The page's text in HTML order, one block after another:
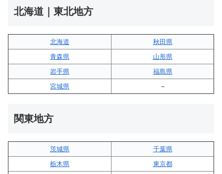
北海道｜東北地方
北海道
秋田県
青森県
山形県
岩手県
福島県
宮城県
–
関東地方
茨城県
千葉県
栃木県
東京都